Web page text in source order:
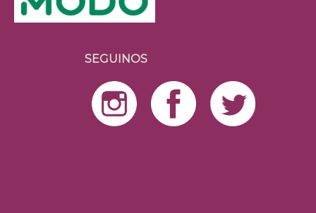
SEGUINOS